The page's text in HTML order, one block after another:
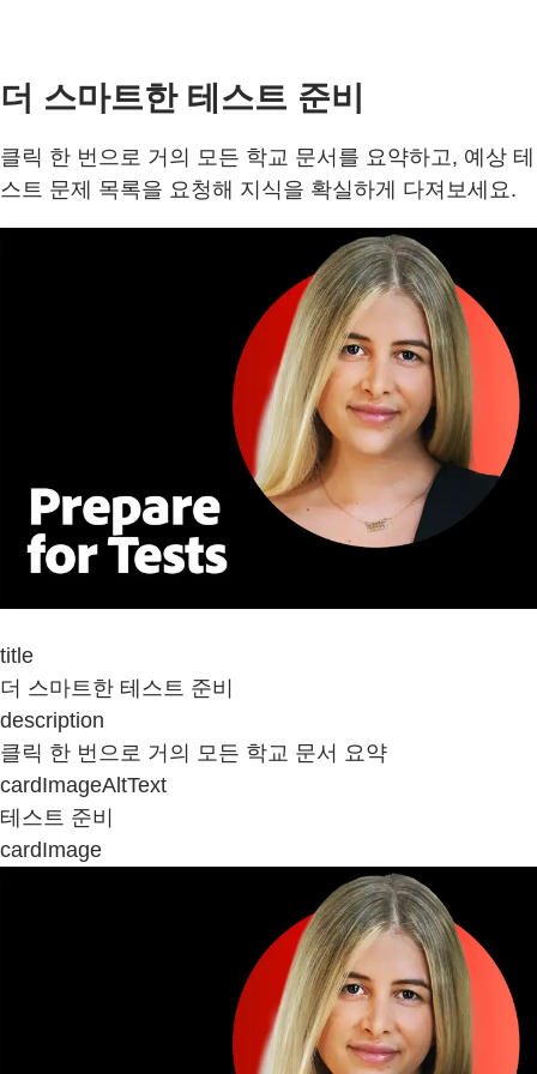
더 스마트한 테스트 준비
클릭 한 번으로 거의 모든 학교 문서를 요약하고, 예상 테
스트 문제 목록을 요청해 지식을 확실하게 다져보세요.
title
더 스마트한 테스트 준비
description
클릭 한 번으로 거의 모든 학교 문서 요약
cardImageAltText
테스트 준비
cardImage